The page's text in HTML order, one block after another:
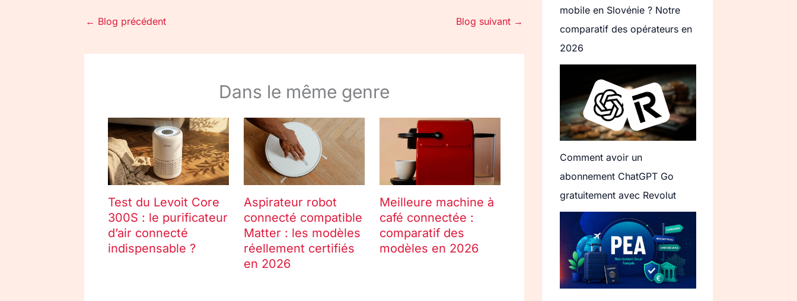
← Blog précédent Blog suivant →
Dans le même genre
Test du Levoit Core
300S : le purificateur
d’air connecté
indispensable ?
Aspirateur robot
connecté compatible
Matter : les modèles
réellement certifiés
en 2026
Meilleure machine à
café connectée :
comparatif des
modèles en 2026
mobile en Slovénie ? Notre
comparatif des opérateurs en
2026
Comment avoir un
abonnement ChatGPT Go
gratuitement avec Revolut